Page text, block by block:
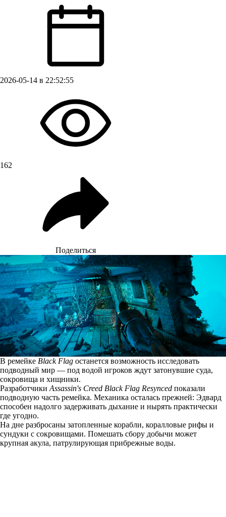
2026-05-14 в 22:52:55
162
Поделиться
В ремейке Black Flag останется возможность исследовать
подводный мир — под водой игроков ждут затонувшие суда,
сокровища и хищники.
Разработчики Assassin's Creed Black Flag Resynced показали
подводную часть ремейка. Механика осталась прежней: Эдвард
способен надолго задерживать дыхание и нырять практически
где угодно.
На дне разбросаны затопленные корабли, коралловые рифы и
сундуки с сокровищами. Помешать сбору добычи может
крупная акула, патрулирующая прибрежные воды.